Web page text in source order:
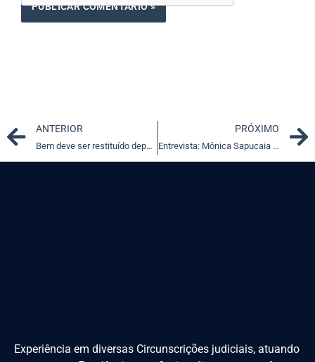
Prev
ANTERIOR
Bem deve ser restituído depois de 3 anos sem inquérito concluso
PRÓXIMO
Entrevista: Mônica Sapucaia Machado, advogada e pesquisadora
Experiência em diversas Circunscrições judiciais, atuando